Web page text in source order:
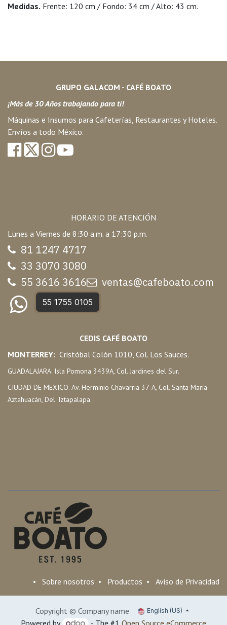
Medidas. Frente: 120 cm / Fondo: 34 cm / Alto: 43 cm.
GRUPO GALACOM - CAFÉ BOATO
¡Más de 30 Años trabajando para ti!
Máquinas e Insumos para Cafeterías, Restaurantes y Hoteles.
Envíos a todo México.
HORARIO DE ATENCIÓN
Lunes a Viernes de 8:30 a.m. a 17:30 p.m.
81 1247 4717
33 3070 3080
55 3616 3616
ventas@cafeboato.com
55 1755 0105
CEDIS CAFÉ BOATO
MONTERREY: Cristóbal Colón 1010, Col. Los Sauces.
GUADALAJARA. Isla Pomona 3439A, Col. Jardines del Sur.
CIUDAD DE MEXICO. Av. Herminio Chavarria 37-A, Col. Santa María
Aztahuacán, Del. Iztapalapa.
• Sobre nosotros • Productos • Aviso de Privacidad
Copyright © Company name English (US)
Powered by - The #1Open Source eCommerce